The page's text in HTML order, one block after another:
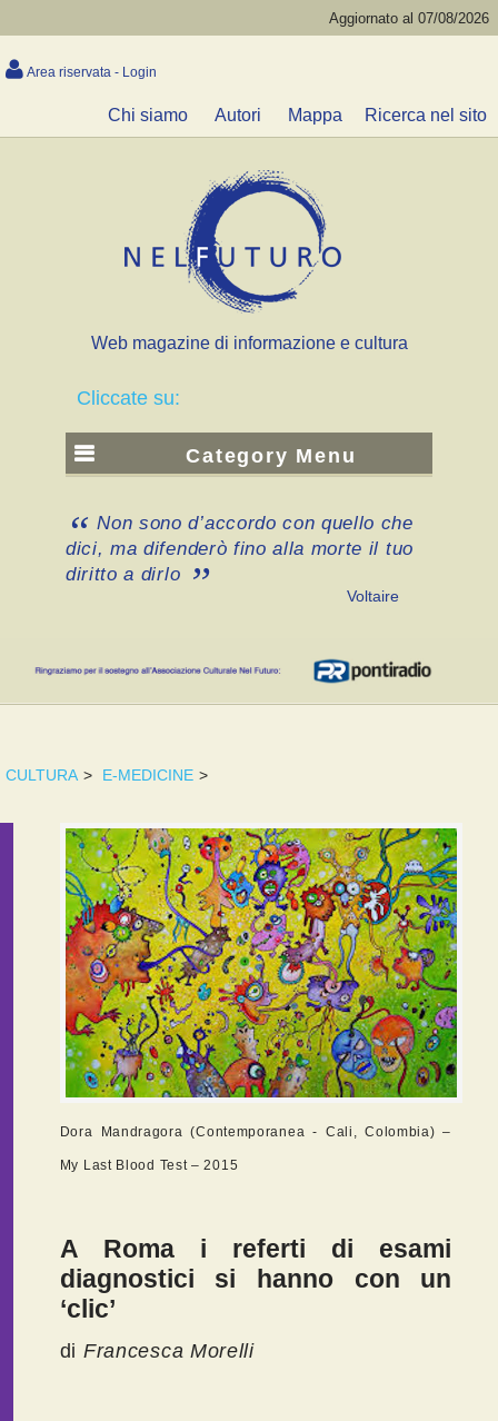
Aggiornato al 07/08/2026
Area riservata - Login
Chi siamo Autori Mappa Ricerca nel sito
Web magazine di informazione e cultura
Cliccate su:
Category Menu
Non sono d’accordo con quello che
dici, ma difenderò fino alla morte il tuo
diritto a dirlo
Voltaire
CULTURA > E-MEDICINE >
Dora Mandragora (Contemporanea - Cali, Colombia) –
My Last Blood Test – 2015
A Roma i referti di esami
diagnostici si hanno con un
‘clic’
di Francesca Morelli